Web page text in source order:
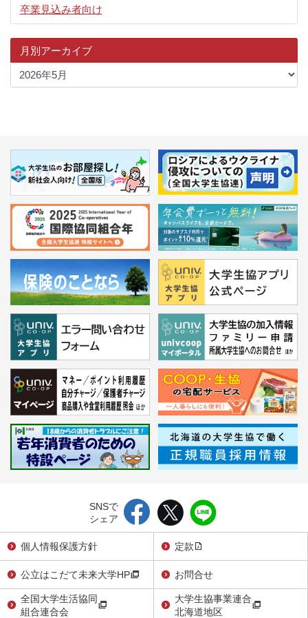
卒業見込み者向け
月別アーカイブ
SNSで
シェア
個人情報保護方針
定款
公立はこだて未来大学HP
お問合せ
全国大学生活協同
組合連合会
大学生協事業連合
北海道地区